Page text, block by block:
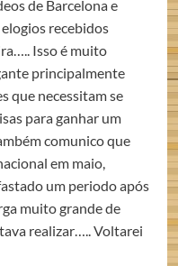
de Barcelona e
recebidos
Isso é muito
principalmente
que necessitam se
para ganhar um
comunico que
em maio,
um periodo após
muito grande de
realizar….. Voltarei